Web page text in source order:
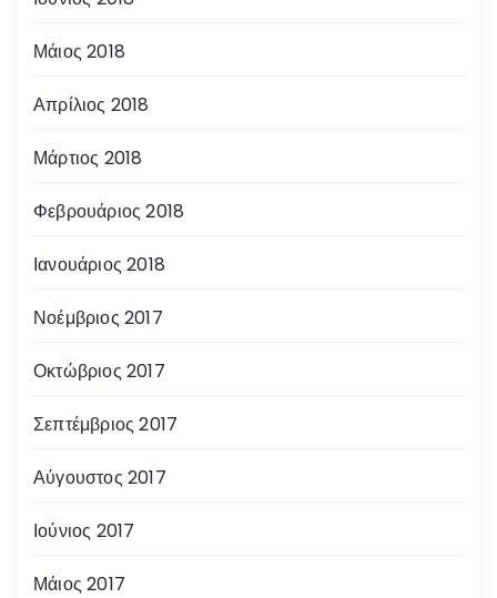
Μάιος 2018
Απρίλιος 2018
Μάρτιος 2018
Φεβρουάριος 2018
Ιανουάριος 2018
Νοέμβριος 2017
Οκτώβριος 2017
Σεπτέμβριος 2017
Αύγουστος 2017
Ιούνιος 2017
Μάιος 2017